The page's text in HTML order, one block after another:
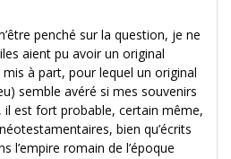
penché sur la question, je ne
aient pu avoir un original
à part, pour lequel un original
semble avéré si mes souvenirs
est fort probable, certain même,
bien qu’écrits
l’empire romain de l’époque